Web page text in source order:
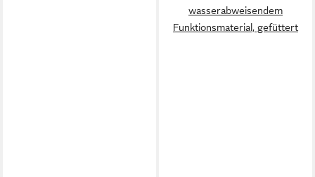
wasserabweisendem
Funktionsmaterial, gefüttert